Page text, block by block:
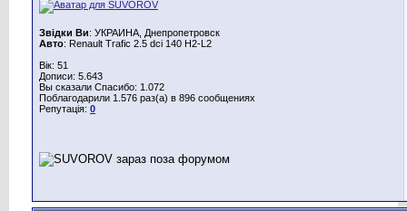
Звідки Ви: УКРАИНА, Днепропетровск
Авто: Renault Trafic 2.5 dci 140 H2-L2
Вік: 51
Дописи: 5.643
Вы сказали Спасибо: 1.072
Поблагодарили 1.576 раз(а) в 896 сообщениях
Репутація: 0